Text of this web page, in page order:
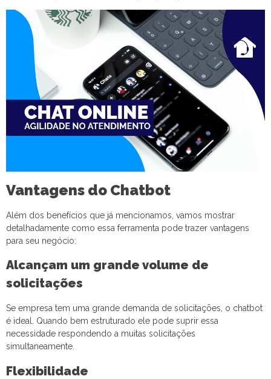
Vantagens do Chatbot
Além dos benefícios que já mencionamos, vamos mostrar
detalhadamente como essa ferramenta pode trazer vantagens
para seu negócio:
Alcançam um grande volume de
solicitações
Se empresa tem uma grande demanda de solicitações, o chatbot
é ideal. Quando bem estruturado ele pode suprir essa
necessidade respondendo a muitas solicitações
simultaneamente.
Flexibilidade